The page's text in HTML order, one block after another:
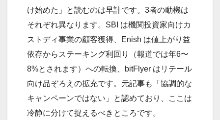
け始めた」と読むのは早計です。3者の動機は
それぞれ異なります。SBI は機関投資家向けカ
ストディ事業の顧客獲得、Enish は値上がり益
依存からステーキング利回り（報道では年6〜
8%とされます）への転換、bitFlyer はリテール
向け品ぞろえの拡充です。元記事も「協調的な
キャンペーンではない」と認めており、ここは
冷静に分けて捉えるべきところです。